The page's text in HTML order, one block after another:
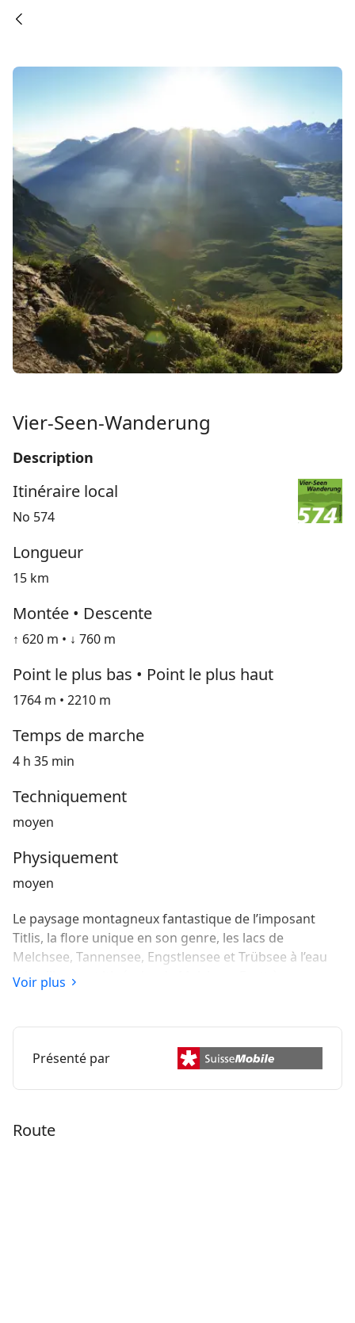
Vier-Seen-Wanderung
Description
Itinéraire local
No 574
Longueur
15 km
Montée • Descente
↑ 620 m • ↓ 760 m
Point le plus bas • Point le plus haut
1764 m • 2210 m
Temps de marche
4 h 35 min
Techniquement
moyen
Physiquement
moyen
Le paysage montagneux fantastique de l’imposant
Titlis, la flore unique en son genre, les lacs de
Melchsee, Tannensee, Engstlensee et Trübsee à l’eau
cristalline - cet itinéraire de Melchsee-Frutt à
Engelberg est un grand classique des randonnées de
Voir plus
Présenté par
Route